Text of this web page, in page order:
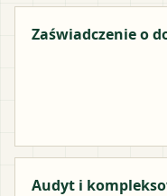
Zaświadczenie o
Audyt i